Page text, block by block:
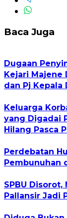
Baca Juga
Dugaan
Kejari Majene
dan Pj Kepala
Keluarga
yang Digadai
Hilang Pasca
Perdebatan
Pembunuhan
SPBU
Pallansir Jadi